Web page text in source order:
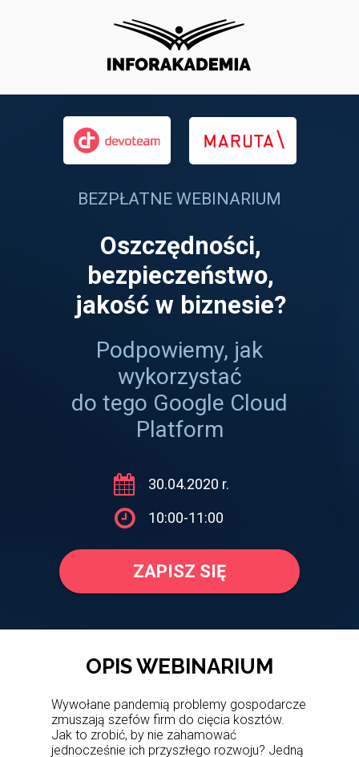
ZAPISZ SIĘ
BEZPŁATNE WEBINARIUM
30.04.2020 r.
10:00-11:00
Oszczędności,
bezpieczeństwo,
jakość w biznesie?
Podpowiemy, jak
wykorzystać
do tego Google Cloud
Platform
OPIS WEBINARIUM
Wywołane pandemią problemy gospodarcze
zmuszają szefów firm do cięcia kosztów.
Jak to zrobić, by nie zahamować
jednocześnie ich przyszłego rozwoju? Jedną